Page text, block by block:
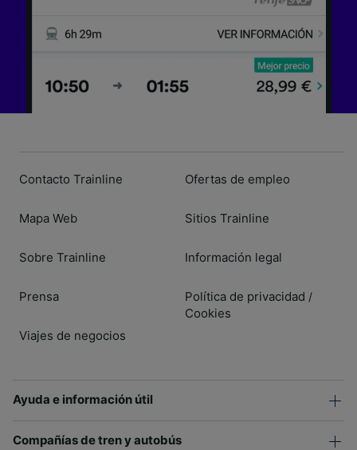
Contacto Trainline
Mapa Web
Sobre Trainline
Prensa
Viajes de negocios
Ofertas de empleo
Sitios Trainline
Información legal
Política de privacidad /
Cookies
Ayuda e información útil
Compañías de tren y autobús